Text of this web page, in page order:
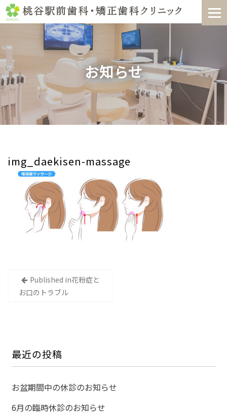
Skip
to
お知らせ
img_daekisen-massage
投
稿
ー
シ
ョ
ン
Published in花粉症と
お口のトラブル
最近の投稿
お盆期間中の休診のお知らせ
6月の臨時休診のお知らせ